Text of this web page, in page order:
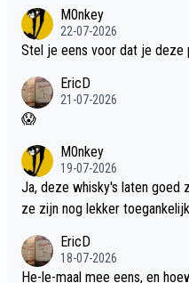
M0nkey
22-07-2026
Stel je eens voor dat je deze
EricD
21-07-2026
😱
M0nkey
19-07-2026
Ja, deze whisky's laten goed
ze zijn nog lekker
EricD
18-07-2026
He-le-maal mee eens, en